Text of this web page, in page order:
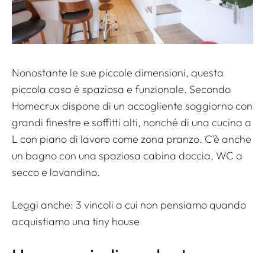
Nonostante le sue piccole dimensioni, questa
piccola casa è spaziosa e funzionale. Secondo
Homecrux dispone di un accogliente soggiorno con
grandi finestre e soffitti alti, nonché di una cucina a
L con piano di lavoro come zona pranzo. C’è anche
un bagno con una spaziosa cabina doccia, WC a
secco e lavandino.
Leggi anche: 3 vincoli a cui non pensiamo quando
acquistiamo una tiny house